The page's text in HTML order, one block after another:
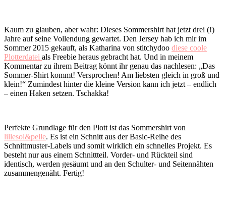
Kaum zu glauben, aber wahr: Dieses Sommershirt hat jetzt drei (!)
Jahre auf seine Vollendung gewartet. Den Jersey hab ich mir im
Sommer 2015 gekauft, als Katharina von stitchydoo diese coole
Plotterdatei als Freebie heraus gebracht hat. Und in meinem
Kommentar zu ihrem Beitrag könnt ihr genau das nachlesen: „Das
Sommer-Shirt kommt! Versprochen! Am liebsten gleich in groß und
klein!“ Zumindest hinter die kleine Version kann ich jetzt – endlich
– einen Haken setzen. Tschakka!
Perfekte Grundlage für den Plott ist das Sommershirt von
lillesol&pelle. Es ist ein Schnitt aus der Basic-Reihe des
Schnittmuster-Labels und somit wirklich ein schnelles Projekt. Es
besteht nur aus einem Schnittteil. Vorder- und Rückteil sind
identisch, werden gesäumt und an den Schulter- und Seitennähten
zusammengenäht. Fertig!